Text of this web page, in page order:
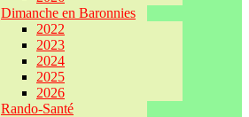
Dimanche en Baronnies
2022
2023
2024
2025
2026
Rando-Santé